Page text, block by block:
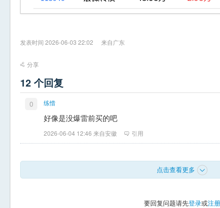
发表时间 2026-06-03 22:02 来自广东
分享
12 个回复
0 练惜
好像是没爆雷前买的吧
2026-06-04 12:46 来自安徽 引用
点击查看更多
要回复问题请先登录或注册